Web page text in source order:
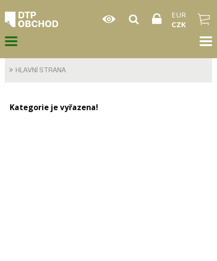
EUR
CZK
HLAVNÍ STRANA
Kategorie je vyřazena!